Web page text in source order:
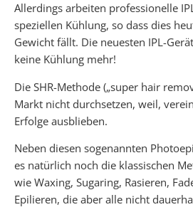
Allerdings arbeiten professionelle
speziellen Kühlung, so dass dies
Gewicht fällt. Die neuesten IPL-
keine Kühlung mehr!
Die SHR-Methode („super hair
Markt nicht durchsetzen, weil,
Erfolge ausblieben.
Neben diesen sogenannten
es natürlich noch die klassischen
wie Waxing, Sugaring, Rasieren,
Epilieren, die aber alle nicht